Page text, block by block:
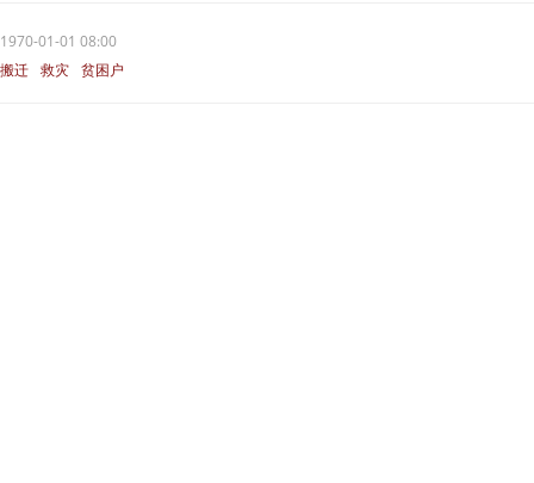
1970-01-01 08:00
搬迁 救灾 贫困户